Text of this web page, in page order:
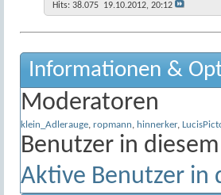
Hits: 38.075 19.10.2012, 20:12
Informationen &
Moderatoren
klein_Adlerauge ropmann hinnerker,
Benutzer in
Aktive Benutzer in